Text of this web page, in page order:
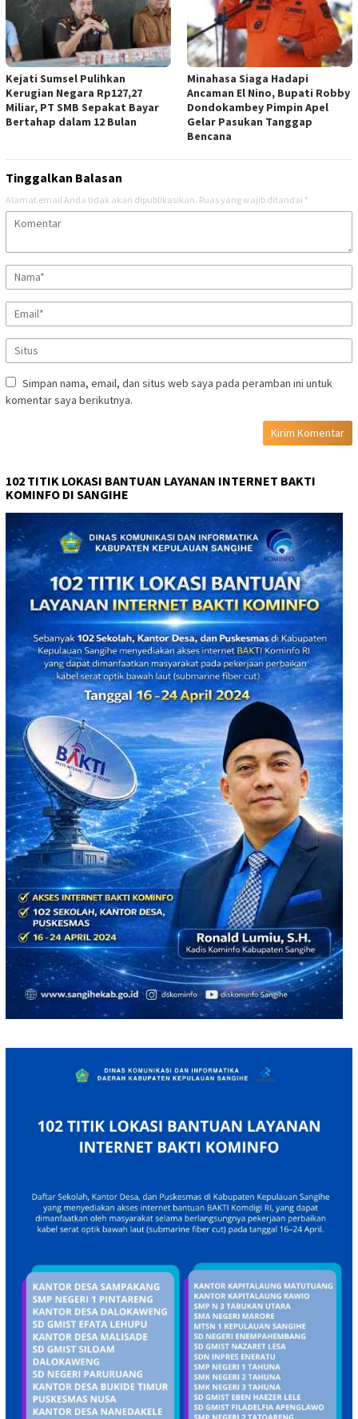
Kejati Sumsel Pulihkan
Kerugian Negara Rp127,27
Miliar, PT SMB Sepakat Bayar
Bertahap dalam 12 Bulan
Minahasa Siaga Hadapi
Ancaman El Nino, Bupati Robby
Dondokambey Pimpin Apel
Gelar Pasukan Tanggap
Bencana
Tinggalkan Balasan
Alamat email Anda tidak akan dipublikasikan. Ruas yang wajib ditandai *
Simpan nama, email, dan situs web saya pada peramban ini untuk
komentar saya berikutnya.
102 TITIK LOKASI BANTUAN LAYANAN INTERNET BAKTI
KOMINFO DI SANGIHE